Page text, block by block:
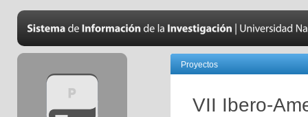
Proyectos
VII Ibero-